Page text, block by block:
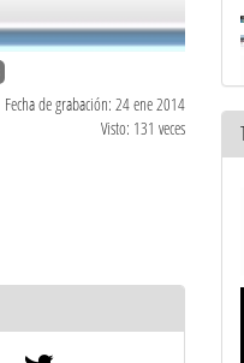
Fecha de grabación: 24 ene 2014
Visto: 131 veces